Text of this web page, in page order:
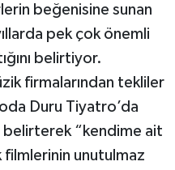
beğenisine sunan
pek çok önemli
belirtiyor.
firmalarından tekliler
Duru Tiyatro’da
belirterek “kendime ait
filmlerinin unutulmaz